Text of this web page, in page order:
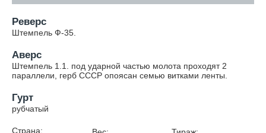
Реверс
Штемпель Ф-35.
Аверс
Штемпель 1.1. под ударной частью молота проходят 2
параллели, герб СССР опоясан семью витками ленты.
Гурт
рубчатый
Страна: